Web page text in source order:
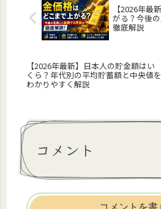
【2026年最
がる？今後
徹底解説
【2026年最新】日本人の貯金額はい
くら？年代別の平均貯蓄額と中央値を
わかりやすく解説
コメント
コメントを書